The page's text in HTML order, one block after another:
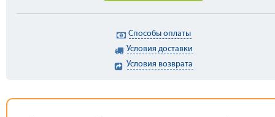
Способы оплаты
Условия доставки
Условия возврата